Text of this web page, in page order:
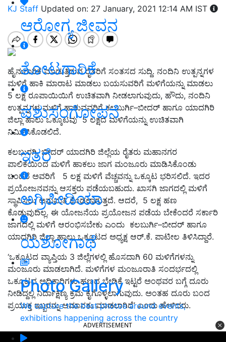
ಆರೋಗ್ಯ ಜೀವನ
ತೋಟಗಾರಿಕೆ
ಪಶುಸಂಗೋಪನೆ
ಇತರೆ
ಅಗ್ರಿಪೀಡಿಯಾ
ಯಶೋಗಾಥೆ
Photo Gallery
We capture the best photos around events,
exhibitions happening across the country
KJ Staff Updated on: 27 January, 2021 12:14 AM IST
ಹೈನುಗಾರಿಕೆ ಮಾಡುತ್ತಿರುವ ರೈತರಿಗೆ ಸಂತಸದ ಸುದ್ದಿ. ನಂದಿನಿ ಉತ್ಪನ್ನಗಳ
ಮಳಿಗೆ ಹಾಕಿ ಮಾರಾಟ ಮಾಡಲು ಬಯಸುವರಿಗೆ ಮಳಿಗೆಯನ್ನು ಮಾಡಲು
5 ಲಕ್ಷ ರೂಪಾಯಿಯಿಗೆ ಉಚಿತವಾಗಿ ನೀಡಲಾಗುವುದು, ಹೌದು, ನಂದಿನಿ
ಉತ್ಪನ್ನಗಳ ಮಳಿಗೆ ಹಾಕುವವರಿಗೆ ಕಲಬುರ್ಗಿ–ಬೀದರ್ ಹಾಗೂ ಯಾದಗಿರಿ
ಜಿಲ್ಲಾ ಹಾಲು ಒಕ್ಕೂಟವು 5 ಲಕ್ಷದ ಮಳಿಗೆಯನ್ನು ಉಚಿತವಾಗಿ
ನಿರ್ಮಿಸಿಕೊಡಲಿದೆ.
ಕಲಬುರಗಿ, ಬೀದರ್ ಯಾದಗಿರಿ ಜಿಲ್ಲೆಯ ರೈತರು ಮಹಾನಗರ
ಪಾಲಿಕೆಯಿಂದ ಮಳಿಗೆ ಹಾಕಲು ಜಾಗ ಮಂಜೂರು ಮಾಡಿಸಿಕೊಂಡು
ಬಂದರೆ ಅವರಿಗೆ 5 ಲಕ್ಷ ಮಳಿಗೆ ವೆಚ್ಚವನ್ನು ಒಕ್ಕೂಟ ಭರಿಸಲಿದೆ. ಇದರ
ಪ್ರಯೋಜನವನ್ನು ಆಸಕ್ತರು ಪಡೆಯಬಹುದು. ಖಾಸಗಿ ಜಾಗದಲ್ಲಿ ಮಳಿಗೆ
ಸ್ಥಾಪಿಸಲು ಅನುಮತಿ ಕೊಡಲಾಗುತ್ತದೆ. ಆದರೆ, 5 ಲಕ್ಷ ಹಣ
ಕೊಡುವುದಿಲ್ಲ. ಈ ಯೋಜನೆಯ ಪ್ರಯೋಜನ ಪಡೆಯ ಬೇಕೆಂದರೆ ಸರ್ಕಾರಿ
ಜಾಗದಲ್ಲಿ ಮಳಿಗೆ ಆರಂಭಿಸಬೇಕು ಎಂದು ಕಲಬುರ್ಗಿ–ಬೀದರ್ ಹಾಗೂ
ಯಾದಗಿರಿ ಜಿಲ್ಲಾ ಹಾಲು ಒಕ್ಕೂಟದ ಅಧ್ಯಕ್ಷ ಆರ್‌.ಕೆ. ಪಾಟೀಲ ತಿಳಿಸಿದ್ದಾರೆ.
‘ಒಕ್ಕೂಟದ ವ್ಯಾಪ್ತಿಯ 3 ಜಿಲ್ಲೆಗಳಲ್ಲಿ ಹೊಸದಾಗಿ 60 ಮಳಿಗೆಗಳನ್ನು
ಮಂಜೂರು ಮಾಡಲಾಗಿದೆ. ಮಳಿಗೆಗಳ ಮಂಜೂರಾತಿ ಸಂದರ್ಭದಲ್ಲಿ
ಒಕ್ಕೂಟದ ಅಧಿಕಾರಿಗಳು ಹಣದ ಬೇಡಿಕೆ ಇಟ್ಟರೆ ಅಂಥವರ ಬಗ್ಗೆ ದೂರು
ನೀಡಿದ್ದಲ್ಲಿ ನಿರ್ದಾಕ್ಷಿಣ್ಯ ಕ್ರಮ ಕೈಗೊಳ್ಳಲಾಗುವುದು. ಅಂತಹ ದೂರು ಬಂದ
ಪ್ರಯುಕ್ತ ಇಬ್ಬರನ್ನು ಅಮಾನತು ಮಾಡಲಾಗಿದೆ’ ಎಂದು ಹೇಳಿದರು.
ADVERTISEMENT